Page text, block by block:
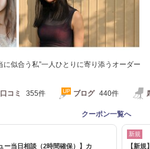
似合う私”一人ひとりに寄り添うオーダー
口コミ 355件 ブログ 440件
クーポン一覧へ
当日相談（2時間確保）】カ
新規
【新